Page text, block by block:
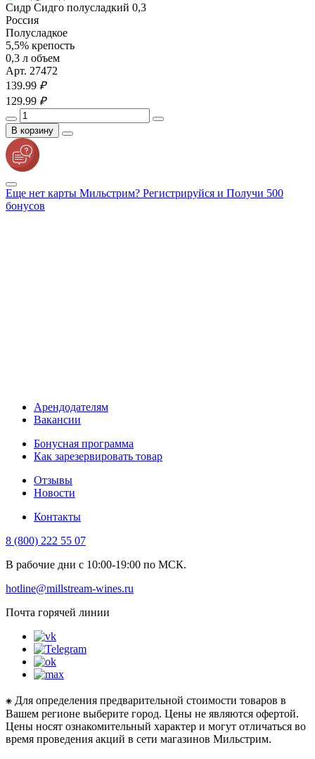
Сидр Сидго полусладкий 0,3
Россия
Полусладкое
5,5% крепость
0,3 л объем
Арт. 27472
139.99 ₽
129.99 ₽
В корзину
Еще нет карты Мильстрим? Регистрируйся и Получи 500
бонусов
Арендодателям
Вакансии
Бонусная программа
Как зарезервировать товар
Отзывы
Новости
Контакты
8 (800) 222 55 07
В рабочие дни с 10:00-19:00 по МСК.
hotline@millstream-wines.ru
Почта горячей линии
⁕ Для определения предварительной стоимости товаров в
Вашем регионе выберите город. Цены не являются офертой.
Цены носят ознакомительный характер и могут отличаться во
время проведения акций в сети магазинов Мильстрим.